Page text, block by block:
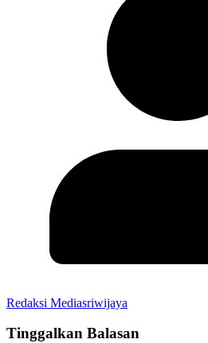
Redaksi Mediasriwijaya
Tinggalkan Balasan